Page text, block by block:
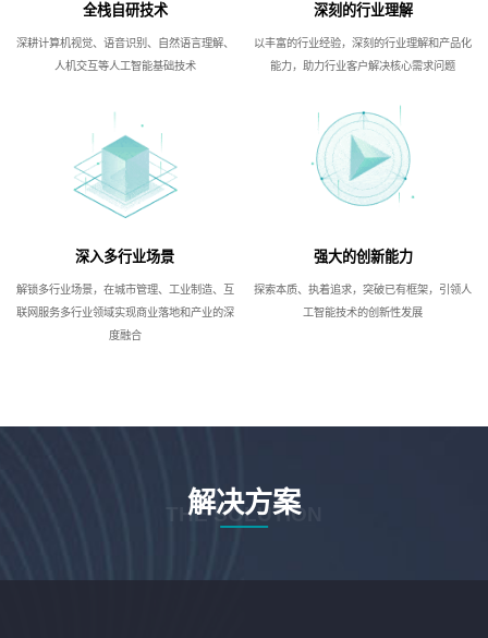
全栈自研技术
深耕计算机视觉、语音识别、自然语言理解、
人机交互等人工智能基础技术
深刻的行业理解
以丰富的行业经验，深刻的行业理解和产品化
能力，助力行业客户解决核心需求问题
深入多行业场景
解锁多行业场景，在城市管理、工业制造、互
联网服务多行业领域实现商业落地和产业的深
度融合
强大的创新能力
探索本质、执着追求，突破已有框架，引领人
工智能技术的创新性发展
解决方案
THE SOLUTION